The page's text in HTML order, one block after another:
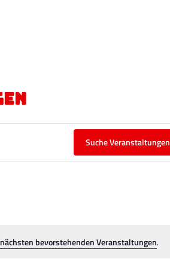
nächsten bevorstehenden Veranstaltungen.
Suche Veranstaltungen